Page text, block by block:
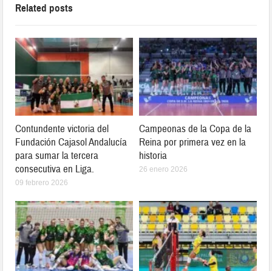
Related posts
Contundente victoria del
Fundación Cajasol Andalucía
para sumar la tercera
consecutiva en Liga.
09 febrero 2026
Campeonas de la Copa de la
Reina por primera vez en la
historia
26 enero 2026